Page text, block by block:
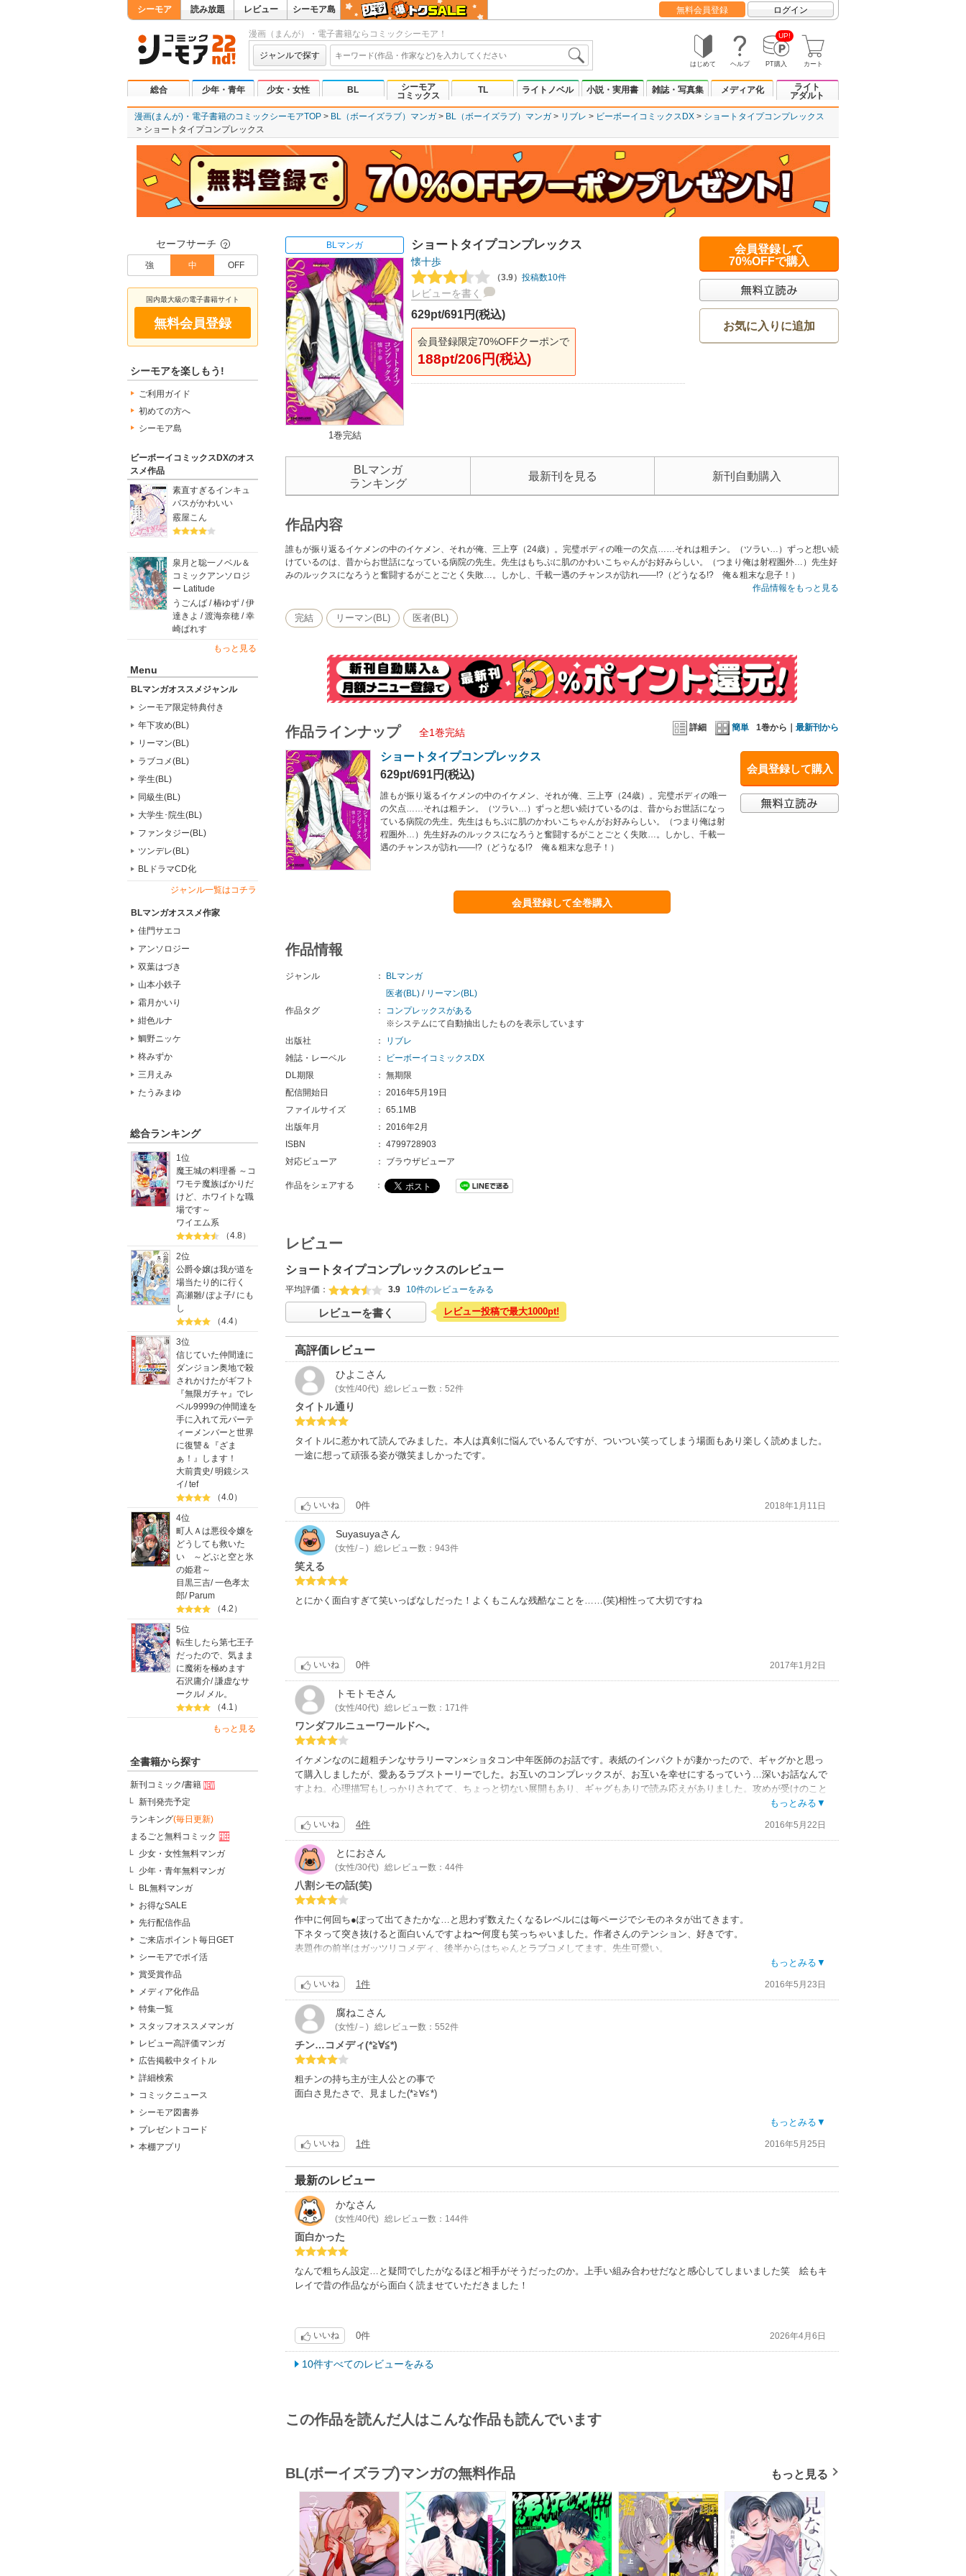
シーモア 読み放題 レビュー シーモア島 無料会員登録 ログイン
漫画（まんが）・電子書籍ならコミックシーモア！
ジャンルで探す
はじめて ヘルプ
UP!
PT購入 カート
総合 少年・青年 少女・女性 BL
シーモア
コミックス
TL ライトノベル 小説・実用書 雑誌・写真集 メディア化
ライト
アダルト
漫画(まんが)・電子書籍のコミックシーモアTOP BL（ボーイズラブ）マンガ BL（ボーイズラブ）マンガ リブレ ビーボーイコミックスDX
ショートタイプコンプレックス
ショートタイプコンプレックス
セーフサーチ ？
強 中 OFF
国内最大級の電子書籍サイト
無料会員登録
シーモアを楽しもう!
ご利用ガイド
初めての方へ
シーモア島
ビーボーイコミックスDXのオス
スメ作品
素直すぎるインキュ
バスがかわいい
霰屋こん
泉月と聡一ノベル＆
コミックアンソロジ
ー Latitude
うごんば / 椿ゆず / 伊
達きよ / 渡海奈穂 / 幸
崎ぱれす
もっと見る
Menu
BLマンガオススメジャンル
シーモア限定特典付き
年下攻め(BL)
リーマン(BL)
ラブコメ(BL)
学生(BL)
同級生(BL)
大学生･院生(BL)
ファンタジー(BL)
ツンデレ(BL)
BLドラマCD化
ジャンル一覧はコチラ
BLマンガオススメ作家
佳門サエコ
アンソロジー
双葉はづき
山本小鉄子
霜月かいり
紺色ルナ
鯛野ニッケ
柊みずか
三月えみ
たうみまゆ
総合ランキング
1位
魔王城の料理番 ～コ
ワモテ魔族ばかりだ
けど、ホワイトな職
場です～
ワイエム系
（4.8）
2位
公爵令嬢は我が道を
場当たり的に行く
高瀬雛/ぽよ子/ にも
し
（4.4）
3位
信じていた仲間達に
ダンジョン奥地で殺
されかけたがギフト
『無限ガチャ』でレ
ベル9999の仲間達を
手に入れて元パーテ
ィーメンバーと世界
に復讐＆『ざま
ぁ！』します！
大前貴史/明鏡シス
イ/tef
（4.0）
4位
町人Ａは悪役令嬢を
どうしても救いた
い ～どぶと空と氷
の姫君～
目黒三吉/一色孝太
郎/ Parum
（4.2）
5位
転生したら第七王子
だったので、気まま
に魔術を極めます
石沢庸介/謙虚なサ
ークル/ メル。
（4.1）
もっと見る
全書籍から探す
新刊コミック/書籍
新刊発売予定
ランキング(毎日更新)
まるごと無料コミック
少女・女性無料マンガ
少年・青年無料マンガ
BL無料マンガ
お得なSALE
先行配信作品
ご来店ポイント毎日GET
シーモアでポイ活
賞受賞作品
メディア化作品
特集一覧
スタッフオススメマンガ
レビュー高評価マンガ
広告掲載中タイトル
詳細検索
コミックニュース
シーモア図書券
プレゼントコード
本棚アプリ
BLマンガ
1巻完結
ショートタイプコンプレックス
懐十歩
（3.9） 投稿数10件
レビューを書く
629pt/691円(税込)
会員登録限定70%OFFクーポンで
188pt/206円(税込)
会員登録して
70%OFFで購入
お気に入りに追加
BLマンガ
ランキング
最新刊を見る 新刊自動購入
作品内容
誰もが振り返るイケメンの中のイケメン、それが俺、三上亨（24歳）。完璧ボディの唯一の欠点……それは粗チン。（ツラい…）ずっと想い続
けているのは、昔からお世話になっている病院の先生。先生はもちぷに肌のかわいこちゃんがお好みらしい。（つまり俺は射程圏外…）先生好
みのルックスになろうと奮闘するがことごとく失敗…。しかし、千載一遇のチャンスが訪れ――!?（どうなる!? 俺＆粗末な息子！）
作品情報をもっと見る
完結 リーマン(BL) 医者(BL)
詳細 簡単 1巻から｜ 最新刊から
作品ラインナップ 全1巻完結
会員登録して購入
ショートタイプコンプレックス
629pt/691円(税込)
誰もが振り返るイケメンの中のイケメン、それが俺、三上亨（24歳）。完璧ボディの唯一
の欠点……それは粗チン。（ツラい…）ずっと想い続けているのは、昔からお世話になっ
ている病院の先生。先生はもちぷに肌のかわいこちゃんがお好みらしい。（つまり俺は射
程圏外…）先生好みのルックスになろうと奮闘するがことごとく失敗…。しかし、千載一
遇のチャンスが訪れ――!?（どうなる!? 俺＆粗末な息子！）
会員登録して全巻購入
作品情報
ジャンル ：
BLマンガ
医者(BL) / リーマン(BL)
作品タグ
：
コンプレックスがある
※システムにて自動抽出したものを表示しています
出版社
：
リブレ
雑誌・レーベル
：
ビーボーイコミックスDX
DL期限
： 無期限
配信開始日
： 2016年5月19日
ファイルサイズ
： 65.1MB
出版年月
： 2016年2月
ISBN
： 4799728903
対応ビューア
： ブラウザビューア
作品をシェアする ：
レビュー
ショートタイプコンプレックスのレビュー
平均評価： 3.9 10件のレビューをみる
レビューを書く レビュー投稿で最大1000pt!
高評価レビュー
ひよこ さん
(女性/40代) 総レビュー数：52件
タイトル通り
タイトルに惹かれて読んでみました。本人は真剣に悩んでいるんですが、ついつい笑ってしまう場面もあり楽しく読めました。
一途に想って頑張る姿が微笑ましかったです。
いいね 0件 2018年1月11日
Suyasuyaさん
(女性/－) 総レビュー数：943件
笑える
とにかく面白すぎて笑いっぱなしだった！よくもこんな残酷なことを……(笑)相性って大切ですね
いいね 0件 2017年1月2日
トモトモさん
(女性/40代) 総レビュー数：171件
ワンダフルニューワールドへ。
イケメンなのに超粗チンなサラリーマン×ショタコン中年医師のお話です。表紙のインパクトが凄かったので、ギャグかと思っ
て購入しましたが、愛あるラブストーリーでした。お互いのコンプレックスが、お互いを幸せにするっていう…深いお話なんで
すよね。心理描写もしっかりされてて、ちょっと切ない展開もあり、ギャグもありで読み応えがありました。攻めが受けのこと
を小さい時から大好きで、どんなに冷たくされても頑張る姿が微笑ましかったです。おじさま受がOKだったら、とっても美味
しく読めると思います。エロもあります。最初から最後までチ◯コの話ですが、読後に不思議な清涼感がありました。チ◯コに
後光が射していた（笑）「オンリーチ◯チン」とか名言でした。攻めがおバカ可愛い。面白かったです。
他に2つのお話が入っていましたが、そちらはあんまり私の好みじゃなかったので特に感想はないです。
もっとみる▼
いいね 4件 2016年5月22日
とにおさん
(女性/30代) 総レビュー数：44件
八割シモの話(笑)
作中に何回ち●ぽって出てきたかな…と思わず数えたくなるレベルには毎ページでシモのネタが出てきます。
下ネタって突き抜けると面白いんですよね〜何度も笑っちゃいました。作者さんのテンション、好きです。
表題作の前半はガッツリコメディ、後半からはちゃんとラブコメしてます。先生可愛い。
どーーーでも良い個人的嗜好の話ですが、先生同士の話はカプ逆が良かったナー。
もっとみる▼
いいね 1件 2016年5月23日
腐ねこ さん
(女性/－) 総レビュー数：552件
チン…コメディ(*≧∀≦*)
粗チンの持ち主が主人公との事で
面白さ見たさで、見ました(*≧∀≦*)
きちんと恋愛ものです～(*´∀｀)
この二人はある意味最高の運命の
ベストCPですよね～＼(^o^)／
粗チンの彼が医者のおじさま大好きで
常に一生懸命頑張っていたのは
良かったです＼(^o^)／
奇跡の１本←に笑いましたw
もっとみる▼
いいね 1件 2016年5月25日
最新のレビュー
かなさん
(女性/40代) 総レビュー数：144件
面白かった
なんで粗ちん設定…と疑問でしたがなるほど相手がそうだったのか。上手い組み合わせだなと感心してしまいました笑 絵もキ
レイで昔の作品ながら面白く読ませていただきました！
いいね 0件 2026年4月6日
10件すべてのレビューをみる
この作品を読んだ人はこんな作品も読んでいます
BL(ボーイズラブ)マンガの無料作品 もっと見る
v
o
s